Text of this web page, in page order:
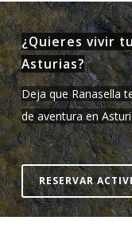
¿Quieres vivir
Asturias?
Deja que Ranasella
de aventura en
RESERVAR